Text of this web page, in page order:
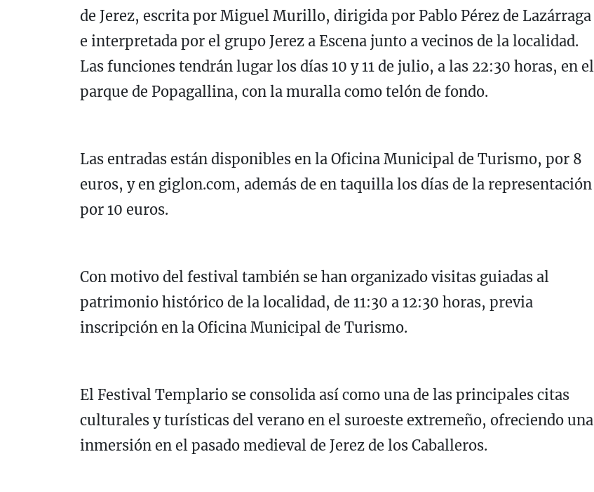
de Jerez, escrita por Miguel Murillo, dirigida por Pablo Pérez de Lazárraga
e interpretada por el grupo Jerez a Escena junto a vecinos de la localidad.
Las funciones tendrán lugar los días 10 y 11 de julio, a las 22:30 horas, en el
parque de Popagallina, con la muralla como telón de fondo.
Las entradas están disponibles en la Oficina Municipal de Turismo, por 8
euros, y en giglon.com, además de en taquilla los días de la representación
por 10 euros.
Con motivo del festival también se han organizado visitas guiadas al
patrimonio histórico de la localidad, de 11:30 a 12:30 horas, previa
inscripción en la Oficina Municipal de Turismo.
El Festival Templario se consolida así como una de las principales citas
culturales y turísticas del verano en el suroeste extremeño, ofreciendo una
inmersión en el pasado medieval de Jerez de los Caballeros.